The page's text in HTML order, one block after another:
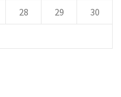
28 29 30